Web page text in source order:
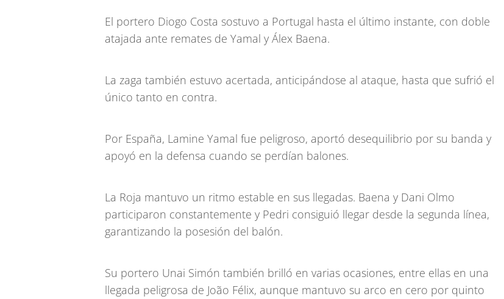
El portero Diogo Costa sostuvo a Portugal hasta el último instante, con doble
atajada ante remates de Yamal y Álex Baena.
La zaga también estuvo acertada, anticipándose al ataque, hasta que sufrió el
único tanto en contra.
Por España, Lamine Yamal fue peligroso, aportó desequilibrio por su banda y
apoyó en la defensa cuando se perdían balones.
La Roja mantuvo un ritmo estable en sus llegadas. Baena y Dani Olmo
participaron constantemente y Pedri consiguió llegar desde la segunda línea,
garantizando la posesión del balón.
Su portero Unai Simón también brilló en varias ocasiones, entre ellas en una
llegada peligrosa de João Félix, aunque mantuvo su arco en cero por quinto